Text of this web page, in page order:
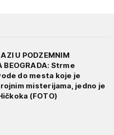
U PODZEMNIM
BEOGRADA: Strme
do mesta koje je
misterijama, jedno je
(FOTO)